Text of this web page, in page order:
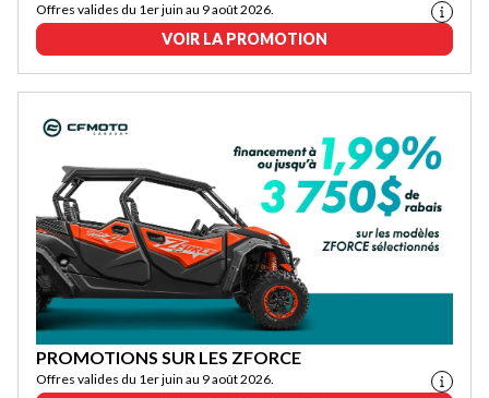
Offres valides du 1er juin au 9 août 2026.
VOIR LA PROMOTION
PROMOTIONS SUR LES ZFORCE
Offres valides du 1er juin au 9 août 2026.